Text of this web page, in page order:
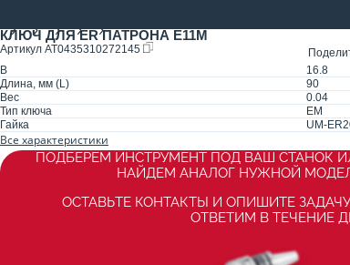
КЛЮЧ ДЛЯ ER ПАТРОНА E11M
Артикул AT0435310272145
B
16.8
Длина, мм (L)
90
Вес
0.04
Тип ключа
EM
Гайка
UM-
Все характеристики
ПОДБЕРЕМ ИНСТРУМЕНТ ПОД ВАШ СТАНОК
НАЙДЕМ АНАЛОГ НУЖНОЙ
ОСТАВЬТЕ КОНТАКТЫ И ОПИШИТЕ
ОТВЕТИМ В ТЕЧЕНИЕ